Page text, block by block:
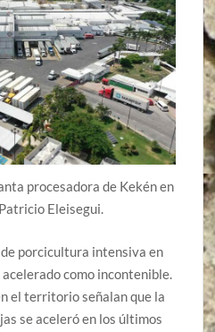
procesadora de Kekén en
Eleisegui.
porcicultura intensiva en
como incontenible.
el territorio señalan que la
se aceleró en los últimos